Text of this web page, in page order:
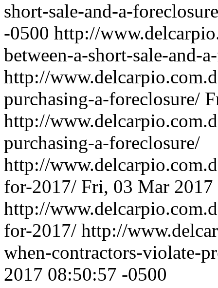
short-sale-and-a-
-0500 http://
between-a-short-sale-and-
http://
purchasing-a-foreclosure/
http://
purchasing-a-foreclosure/
http://
for-2017/ Fri, 03 Mar
http://
for-2017/ http://
when-contractors-violate-
2017 08:50:57 -0500